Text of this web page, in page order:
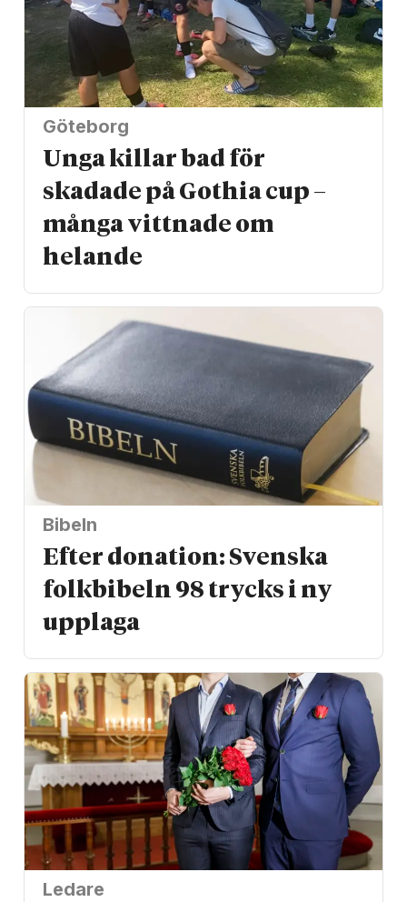
Göteborg
Unga killar bad för
skadade på Gothia cup –
många vittnade om
helande
Bibeln
Efter donation: Svenska
folkbibeln 98 trycks i ny
upplaga
Ledare